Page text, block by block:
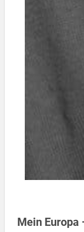
Mein Europa